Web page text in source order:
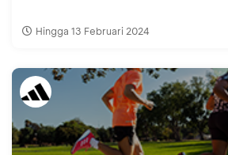
Hingga 13 Februari 2024